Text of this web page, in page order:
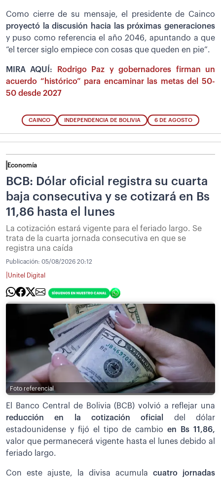
Como cierre de su mensaje, el presidente de Cainco
proyectó la discusión hacia las próximas generaciones
y puso como referencia el año 2046, apuntando a que
“el tercer siglo empiece con cosas que queden en pie”.
MIRA AQUÍ:
Rodrigo Paz y gobernadores firman un
acuerdo “histórico” para encaminar las metas del 50-
50 desde 2027
CAINCO INDEPENDENCIA DE BOLIVIA 6 DE AGOSTO
Economía
BCB: Dólar oficial registra su cuarta
baja consecutiva y se cotizará en Bs
11,86 hasta el lunes
La cotización estará vigente para el feriado largo. Se
trata de la cuarta jornada consecutiva en que se
registra una caída
Publicación: 05/08/2026 20:12
Unitel Digital
Foto referencial
El Banco Central de Bolivia (BCB) volvió a reflejar una
reducción en la cotización oficial
del dólar
estadounidense y fijó el tipo de cambio en Bs 11,86,
valor que permanecerá vigente hasta el lunes debido al
feriado largo.
Con este ajuste, la divisa acumula cuatro jornadas